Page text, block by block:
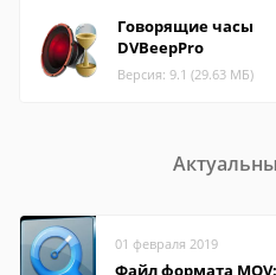
Говорящие часы
DVBeepPro
Версия: 9.1 (29.63 МБ)
01 февраля 2019
Файл формата MOV: